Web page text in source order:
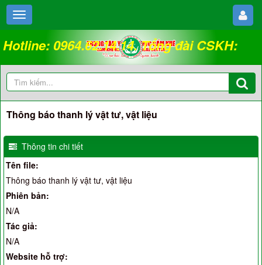
Hotline: 0964.62.14.14. Tổng đài CSKH:
18008262
Thông báo thanh lý vật tư, vật liệu
Thông tin chi tiết
Tên file:
Thông báo thanh lý vật tư, vật liệu
Phiên bản:
N/A
Tác giả:
N/A
Website hỗ trợ: